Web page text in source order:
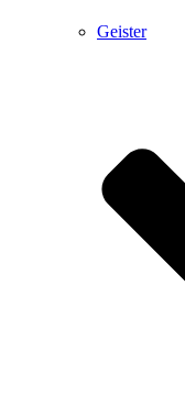
Geister